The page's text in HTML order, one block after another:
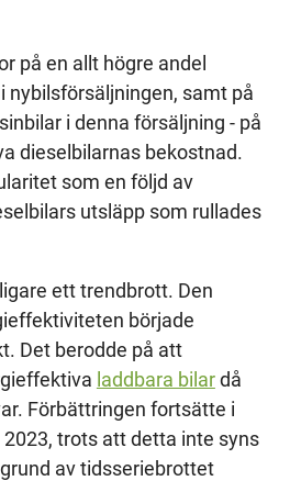
på en allt högre andel
nybilsförsäljningen, samt på
i denna försäljning - på
dieselbilarnas bekostnad.
som en följd av
utsläpp som rullades
ett trendbrott. Den
började
Det berodde på att
laddbara bilardå
Förbättringen fortsätte i
trots att detta inte syns
av tidsseriebrottet